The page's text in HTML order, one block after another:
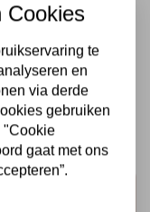
Cookies
te
en
via derde
gebruiken
"Cookie
gaat met ons